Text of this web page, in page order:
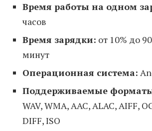
Время работы на одном
часов
Время зарядки: от 10% до
минут
Операционная система:
Поддерживаемые
WAV, WMA, AAC, ALAC, AIFF,
DIFF, ISO